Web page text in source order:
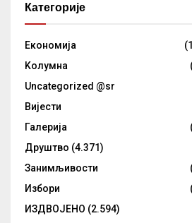
Категорије
Eкономија
Kолумнa
Uncategorized @sr
Вијести
Галерија
Друштво (4.371)
Занимљивости
Избори
ИЗДВОЈЕНО (2.594)